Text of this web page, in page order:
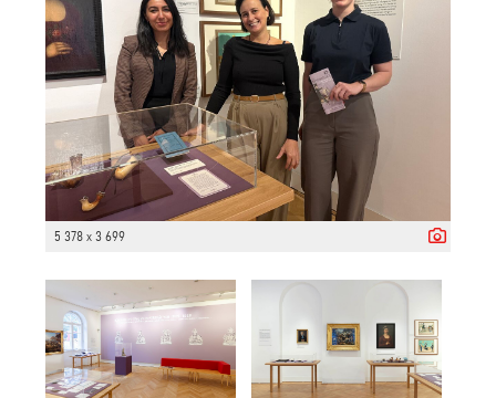
5 378 x 3 699